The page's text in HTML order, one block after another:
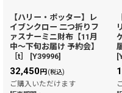
【ハリー・ポッター】レ
イブンクロー 二つ折りフ
ァスナーミニ財布【11月
中〜下旬お届け 予約会】
［t］
[Y39996]
32,450円(税込)
ご購入いただけます
[